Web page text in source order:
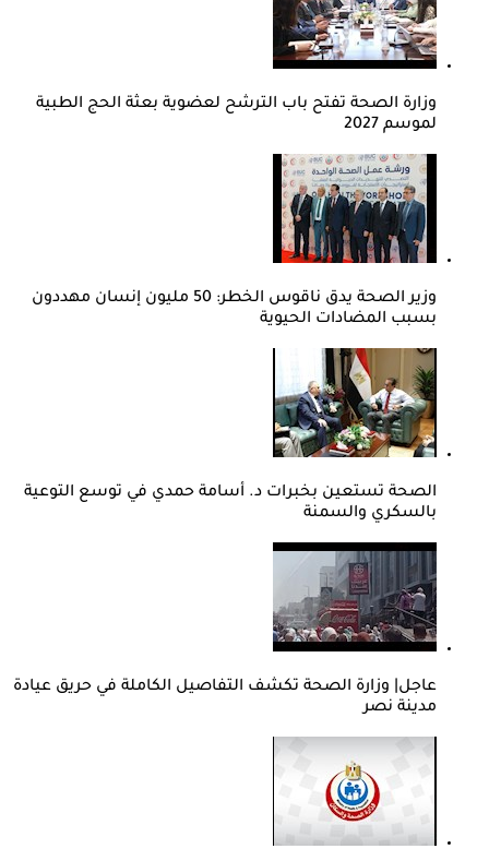
وزارة الصحة تفتح باب الترشح لعضوية بعثة الحج الطبية
لموسم 2027
وزير الصحة يدق ناقوس الخطر: 50 مليون إنسان مهددون
بسبب المضادات الحيوية
الصحة تستعين بخبرات د. أسامة حمدي في توسع التوعية
بالسكري والسمنة
عاجل| وزارة الصحة تكشف التفاصيل الكاملة في حريق عيادة
مدينة نصر